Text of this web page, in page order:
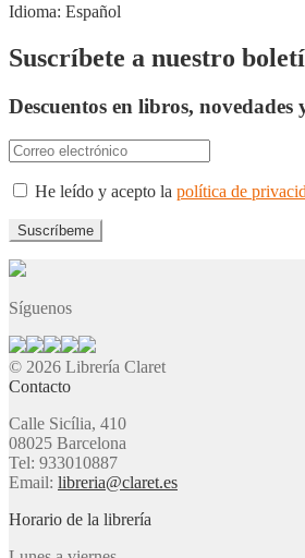
Idioma: Español
Suscríbete a nuestro
Descuentos en libros, novedades
He leído y acepto la política de
Síguenos
© 2026 Librería Claret
Contacto
Calle Sicília, 410
08025 Barcelona
Tel: 933010887
Email: libreria@claret.es
Horario de la librería